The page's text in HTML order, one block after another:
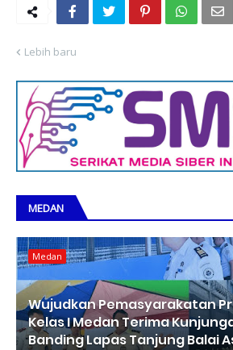
Lebih baru
MEDAN
Medan
Wujudkan Pemasyarakatan
Kelas I Medan Terima
Banding Lapas Tanjung Balai